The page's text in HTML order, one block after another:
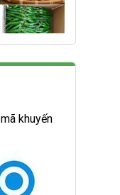
khuyến